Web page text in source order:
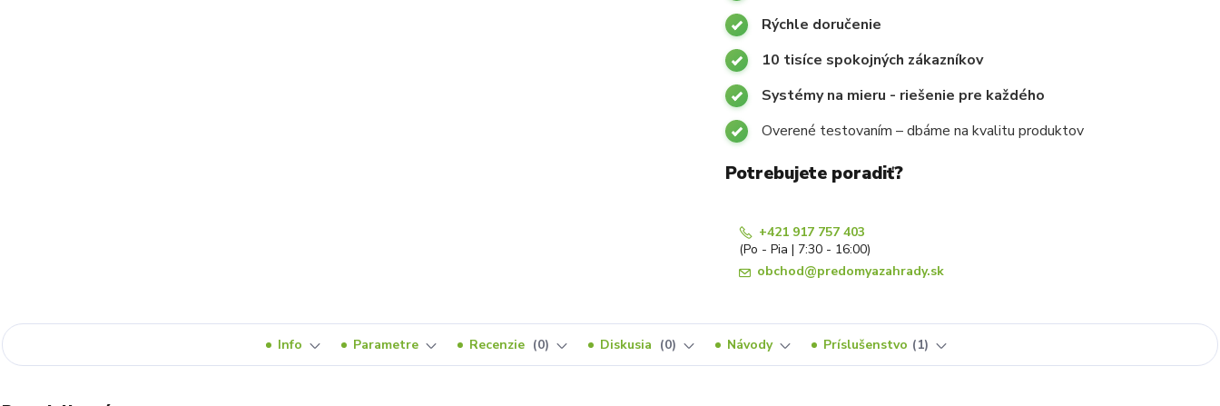
Rýchle doručenie
10 tisíce spokojných zákazníkov
Systémy na mieru - riešenie pre každého
Overené testovaním – dbáme na kvalitu produktov
Potrebujete poradiť?
+421 917 757 403
(Po - Pia | 7:30 - 16:00)
obchod@predomyazahrady.sk
Info Parametre Recenzie 0 Diskusia 0 Návody Príslušenstvo 1